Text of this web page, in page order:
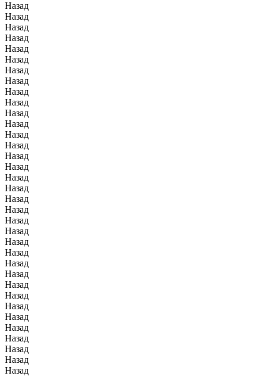
Назад
Назад
Назад
Назад
Назад
Назад
Назад
Назад
Назад
Назад
Назад
Назад
Назад
Назад
Назад
Назад
Назад
Назад
Назад
Назад
Назад
Назад
Назад
Назад
Назад
Назад
Назад
Назад
Назад
Назад
Назад
Назад
Назад
Назад
Назад